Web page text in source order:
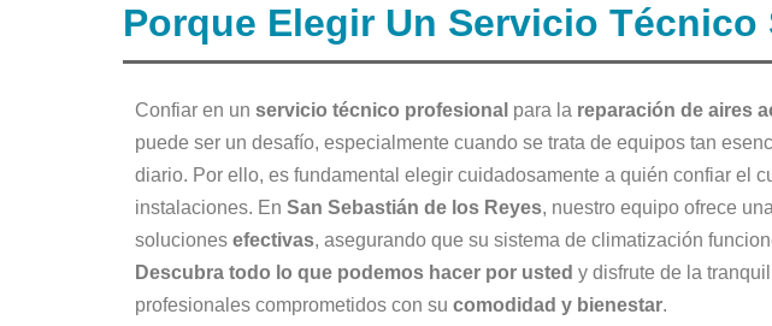
Porque Elegir Un Servicio
Confiar en un servicio técnico profesional para la reparación de aires
puede ser un desafío, especialmente cuando se trata de equipos tan
diario. Por ello, es fundamental elegir cuidadosamente a quién confiar el
instalaciones. En San Sebastián de los Reyes, nuestro equipo ofrece
soluciones efectivas, asegurando que su sistema de climatización
Descubra todo lo que podemos hacer por usted y disfrute de la
profesionales comprometidos con su comodidad y bienestar.